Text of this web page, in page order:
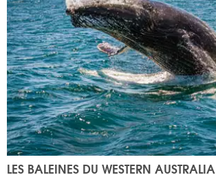
LES BALEINES DU WESTERN AUSTRALIA